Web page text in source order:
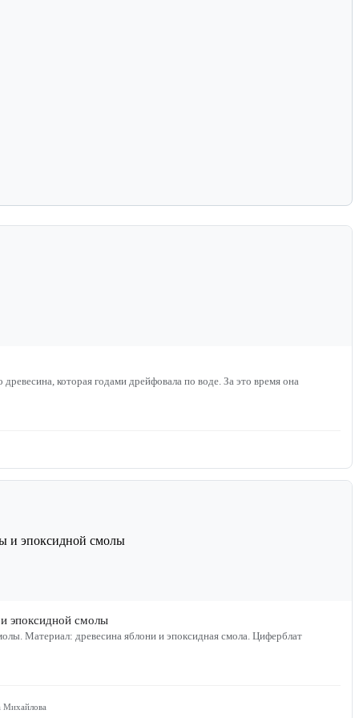
которая годами дрейфовала по воде. За это время она
эпоксидной смолы
Материал: древесина яблони и эпоксидная смола. Циферблат
Михайлова